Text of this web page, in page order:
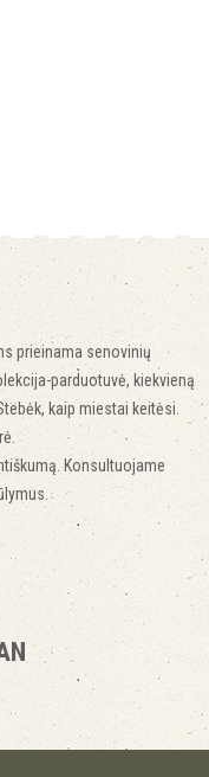
prieinama senovinių
parduotuvė, kiekvieną
kaip miestai keitėsi.
Konsultuojame